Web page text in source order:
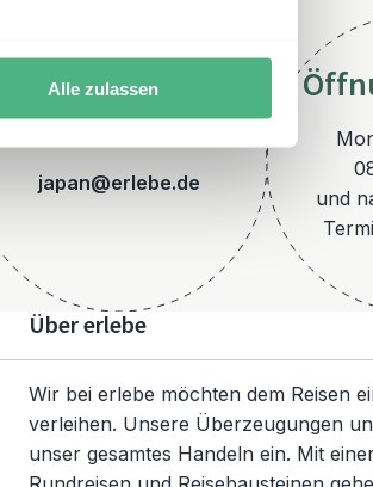
Alle zulassen
E-Mail
japan@erlebe.de
und
Über erlebe
Wir bei erlebe möchten dem Reisen
verleihen. Unsere Überzeugungen
unser gesamtes Handeln ein. Mit